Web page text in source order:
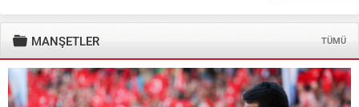
MANŞETLER TÜMÜ